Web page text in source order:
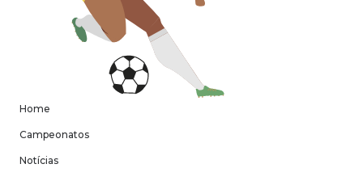
Home
Campeonatos
Notícias